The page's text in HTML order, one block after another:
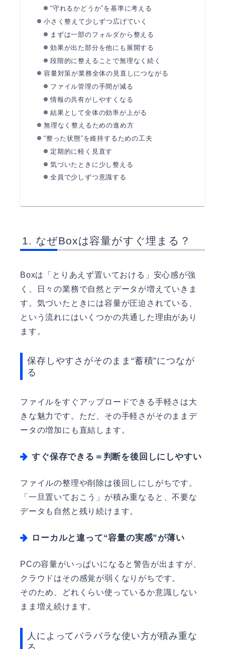
“守れるかどうか”を基準に考える
小さく整えて少しずつ広げていく
まずは一部のフォルダから整える
効果が出た部分を他にも展開する
段階的に整えることで無理なく続く
容量対策が業務全体の見直しにつながる
ファイル管理の手間が減る
情報の共有がしやすくなる
結果として全体の効率が上がる
無理なく整えるための進め方
“整った状態”を維持するための工夫
定期的に軽く見直す
気づいたときに少し整える
全員で少しずつ意識する
なぜBoxは容量がすぐ埋まる？
Boxは「とりあえず置いておける」安心感が強
く、日々の業務で自然とデータが増えていきま
す。気づいたときには容量が圧迫されている、
という流れにはいくつかの共通した理由があり
ます。
保存しやすさがそのまま“蓄積”につなが
る
ファイルをすぐアップロードできる手軽さは大
きな魅力です。ただ、その手軽さがそのままデ
ータの増加にも直結します。
すぐ保存できる＝判断を後回しにしやすい
ファイルの整理や削除は後回しにしがちです。
「一旦置いておこう」が積み重なると、不要な
データも自然と残り続けます。
ローカルと違って“容量の実感”が薄い
PCの容量がいっぱいになると警告が出ますが、
クラウドはその感覚が弱くなりがちです。
そのため、どれくらい使っているか意識しない
まま増え続けます。
人によってバラバラな使い方が積み重な